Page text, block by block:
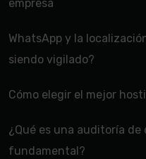
empresa
WhatsApp y la
siendo vigilado?
Cómo elegir el mejor
¿Qué es una auditoría
fundamental?